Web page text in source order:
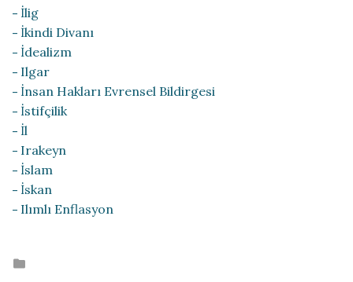
İlig
İkindi Divanı
İdealizm
Ilgar
İnsan Hakları Evrensel Bildirgesi
İstifçilik
İl
Irakeyn
İslam
İskan
Ilımlı Enflasyon